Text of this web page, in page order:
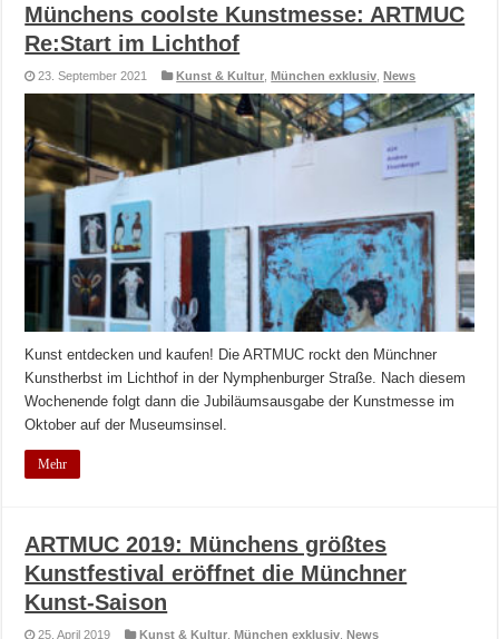
Münchens coolste Kunstmesse: ARTMUC
Re:Start im Lichthof
23. September 2021 Kunst & Kultur ,München exklusiv ,News
Kunst entdecken und kaufen! Die ARTMUC rockt den Münchner
Kunstherbst im Lichthof in der Nymphenburger Straße. Nach diesem
Wochenende folgt dann die Jubiläumsausgabe der Kunstmesse im
Oktober auf der Museumsinsel.
Mehr
ARTMUC 2019: Münchens größtes
Kunstfestival eröffnet die Münchner
Kunst-Saison
25. April 2019 Kunst & Kultur München exklusiv News